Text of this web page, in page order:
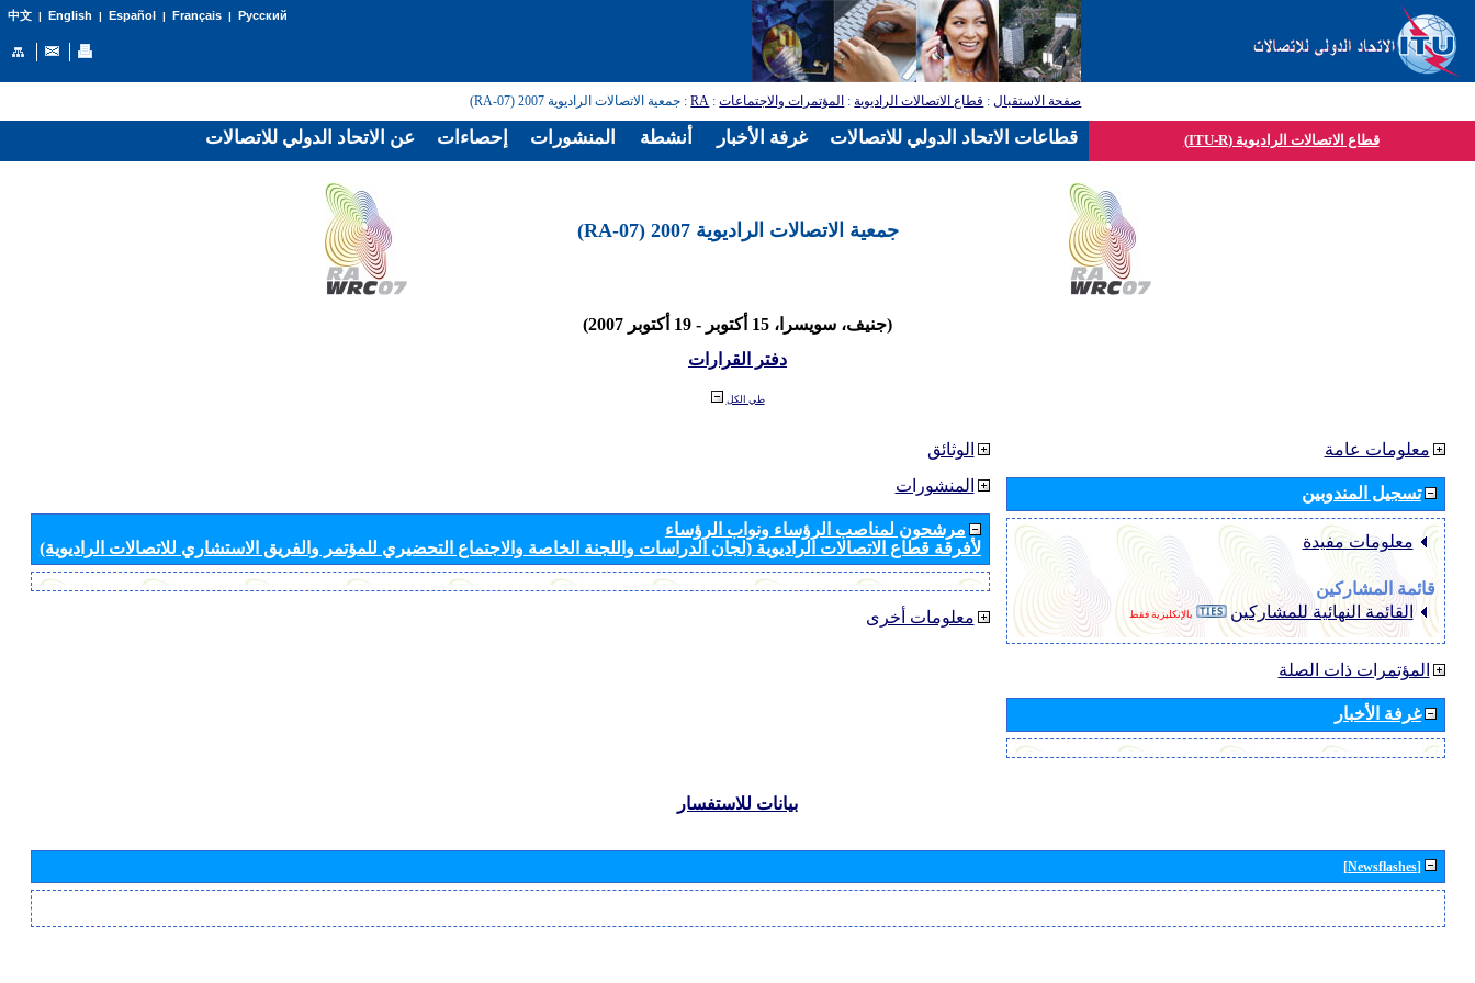
中文| English | Español | Français| Русский
صفحة الاستقبال: قطاع الاتصالات الراديوية: المؤتمرات والاجتماعات:
RA: جمعية الاتصالات الراديوية 2007 (RA-07)
قطاع الاتصالات الراديوية (ITU-R)
جمعية الاتصالات الراديوية 2007 (RA-07)
(جنيف، سويسرا، 15 أكتوبر - 19 أكتوبر 2007)
دفتر القرارات
طي الكل
الوثائق
المنشورات
مرشحون لمناصب الرؤساء ونواب الرؤساء
لأفرقة قطاع الاتصالات الراديوية (لجان الدراسات واللجنة الخاصة والاجتماع التحضيري للمؤتمر والفريق الاستشاري للاتصالات الراديوية)
معلومات أخرى
معلومات عامة
تسجيل المندوبين
معلومات مفيدة
قائمة المشاركين
القائمة النهائية للمشاركين
بالإنكليزية فقط
المؤتمرات ذات الصلة
غرفة الأخبار
بيانات للاستفسار
[Newsflashes]
عن الاتحاد الدولي للاتصالات إحصاءات المنشورات أنشطة غرفة الأخبار قطاعات الاتحاد الدولي للاتصالات